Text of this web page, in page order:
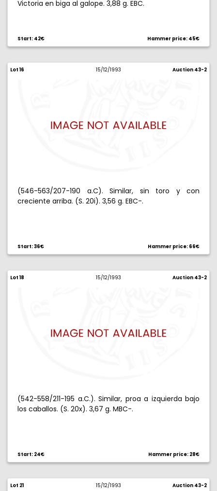
Victoria en biga al galope. 3,88 g. EBC.
Start: 42€ Hammer price: 45€
Lot 16 15/12/1993 Auction 43-2
(546-563/207-190 a.C). Similar, sin toro y con
creciente arriba. (S. 20i). 3,56 g. EBC-.
Start: 36€ Hammer price: 66€
Lot 18 15/12/1993 Auction 43-2
(542-558/211-195 a.C.). Similar, proa a izquierda bajo
los caballos. (S. 20x). 3,67 g. MBC-.
Start: 24€ Hammer price: 28€
Lot 21 15/12/1993 Auction 43-2